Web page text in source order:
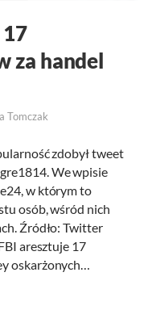
17
za handel
Tomczak
zdobył tweet
We wpisie
w którym to
osób, wśród nich
Źródło: Twitter
aresztuje 17
oskarżonych…